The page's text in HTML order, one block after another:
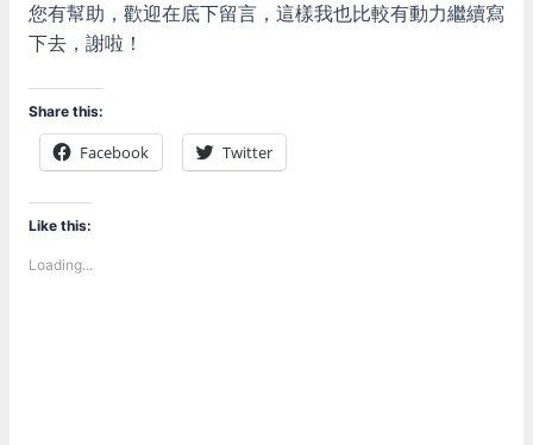
您有幫助，歡迎在底下留言，這樣我也比較有動力繼續寫
下去，謝啦！
Share this:
Facebook Twitter
Like this:
Loading...